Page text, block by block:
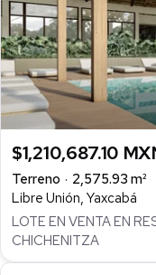
$1,210,687.10
Terreno
2,575.93 m²
Libre Unión, Yaxcabá
LOTE EN VENTA EN
CHICHENITZA